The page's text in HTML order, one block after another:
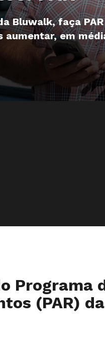
Bluwalk, faça
aumentar, em
Programa
(PAR)